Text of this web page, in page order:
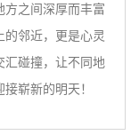
方之间深厚而丰富
邻近，更是心灵
汇碰撞，让不同地
崭新的明天！